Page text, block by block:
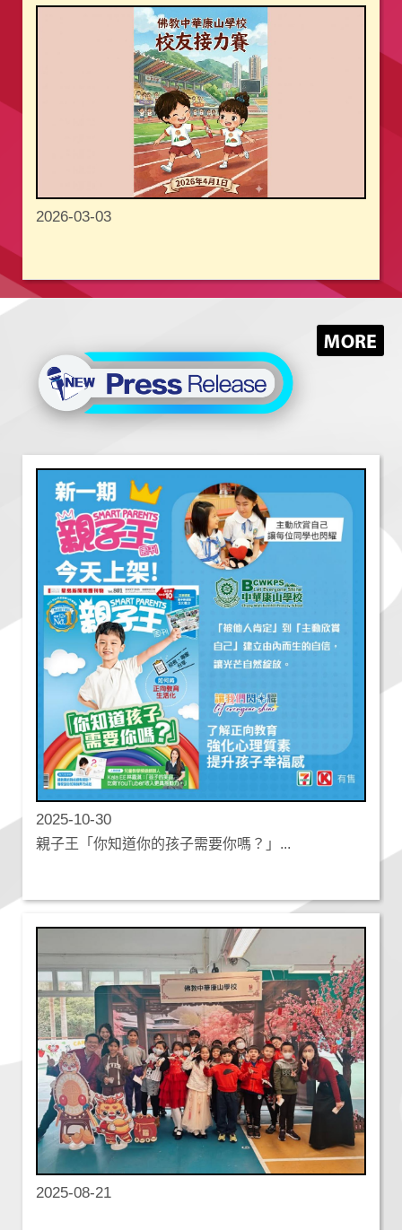
2026-03-03
2025-10-30
親子王「你知道你的孩子需要你嗎？」...
2025-08-21